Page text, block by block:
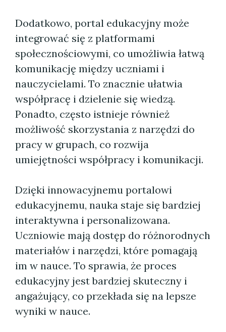
Dodatkowo, portal edukacyjny może
integrować się z platformami
społecznościowymi, co umożliwia łatwą
komunikację między uczniami i
nauczycielami. To znacznie ułatwia
współpracę i dzielenie się wiedzą.
Ponadto, często istnieje również
możliwość skorzystania z narzędzi do
pracy w grupach, co rozwija
umiejętności współpracy i komunikacji.
Dzięki innowacyjnemu portalowi
edukacyjnemu, nauka staje się bardziej
interaktywna i personalizowana.
Uczniowie mają dostęp do różnorodnych
materiałów i narzędzi, które pomagają
im w nauce. To sprawia, że proces
edukacyjny jest bardziej skuteczny i
angażujący, co przekłada się na lepsze
wyniki w nauce.